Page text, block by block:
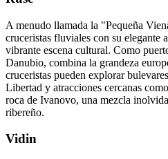
A menudo llamada la "Pequeña
cruceristas fluviales con su
vibrante escena cultural. Como
Danubio, combina la grandeza
cruceristas pueden explorar
Libertad y atracciones cercanas
roca de Ivanovo, una mezcla
ribereño.
Vidin